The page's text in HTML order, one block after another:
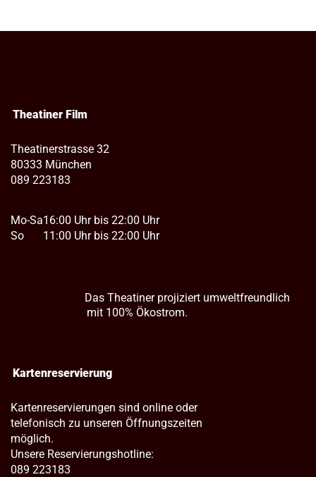
Theatiner Film
Theatinerstrasse 32
80333 München
089 223183
Mo-Sa
So
16:00 Uhr bis 22:00 Uhr
11:00 Uhr bis 22:00 Uhr
Das Theatiner projiziert umweltfreundlich
mit 100% Ökostrom.
Kartenreservierung
Kartenreservierungen sind online oder
telefonisch zu unseren Öffnungszeiten
möglich.
Unsere Reservierungshotline:
089 223183